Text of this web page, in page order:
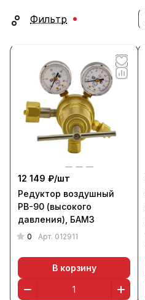
Фильтр
12 149 ₽/шт
Редуктор воздушный
РВ-90 (высокого
давления), БАМЗ
0 Арт. 012911
В корзину